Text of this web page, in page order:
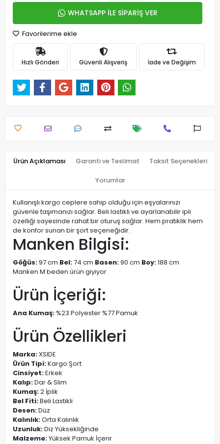
WHATSAPP İLE SİPARİŞ VER
Favorilerime ekle
Hızlı Gönderi Güvenli Alışveriş İade ve Değişim
Ürün Açıklaması Garanti ve Teslimat Taksit Seçenekleri
Yorumlar
Kullanışlı kargo ceplere sahip olduğu için eşyalarınızı
güvenle taşımanızı sağlar. Beli lastikli ve ayarlanabilir ipli
özelliği sayesinde rahat bir oturuş sağlar. Hem pratiklik hem
de konfor sunan bir şort seçeneğidir.
Manken Bilgisi:
Göğüs:97 cm Bel:74 cm Basen:90 cm Boy:188 cm
Manken M beden ürün giyiyor
Ürün İçeriği:
Ana Kumaş: %23 Polyester %77 Pamuk
Ürün Özellikleri
Marka:XSIDE
Ürün Tipi:Kargo Şort
Cinsiyet:Erkek
Kalıp:Dar & Slim
Kumaş:2 İplik
Bel Fiti:Beli Lastikli
Desen:Düz
Kalınlık:Orta Kalınlık
Uzunluk:Diz Yüksekliğinde
Malzeme:Yüksek Pamuk İçerir